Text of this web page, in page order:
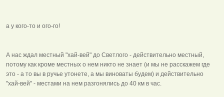
а у кого-то и ого-го!
А нас ждал местный "хай-вей" до Светлого - действительно местный,
потому как кроме местных о нем никто не знает (и мы не расскажем где
это - а то вы в ручье утонете, а мы виноваты будем) и действительно
"хай-вей" - местами на нем разгонялись до 40 км в час.